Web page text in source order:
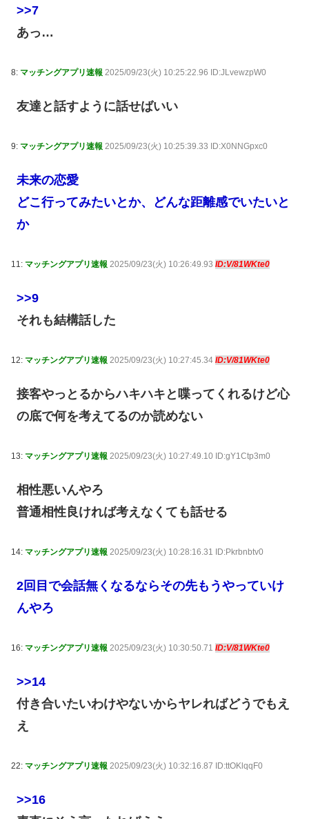
>>7
あっ…
8: マッチングアプリ速報 2025/09/23(火) 10:25:22.96 ID:JLvewzpW0
友達と話すように話せばいい
9: マッチングアプリ速報 2025/09/23(火) 10:25:39.33 ID:X0NNGpxc0
未来の恋愛
どこ行ってみたいとか、どんな距離感でいたいと
か
11: マッチングアプリ速報 2025/09/23(火) 10:26:49.93 ID:V/81WKte0
>>9
それも結構話した
12: マッチングアプリ速報 2025/09/23(火) 10:27:45.34 ID:V/81WKte0
接客やっとるからハキハキと喋ってくれるけど心
の底で何を考えてるのか読めない
13: マッチングアプリ速報 2025/09/23(火) 10:27:49.10 ID:gY1Ctp3m0
相性悪いんやろ
普通相性良ければ考えなくても話せる
14: マッチングアプリ速報 2025/09/23(火) 10:28:16.31 ID:Pkrbnbtv0
2回目で会話無くなるならその先もうやっていけ
んやろ
16: マッチングアプリ速報 2025/09/23(火) 10:30:50.71 ID:V/81WKte0
>>14
付き合いたいわけやないからヤレればどうでもえ
え
22: マッチングアプリ速報 2025/09/23(火) 10:32:16.87 ID:ttOKlqqF0
>>16